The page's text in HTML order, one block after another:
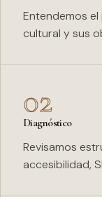
Entendemos
cultural y sus
02
Diagnóstico
Revisamos
accesibilidad,